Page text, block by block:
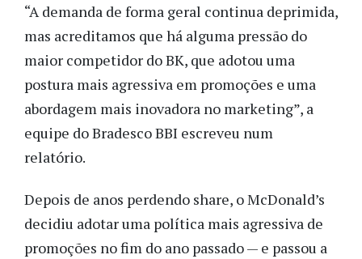
“A demanda de forma geral continua deprimida,
mas acreditamos que há alguma pressão do
maior competidor do BK, que adotou uma
postura mais agressiva em promoções e uma
abordagem mais inovadora no marketing”, a
equipe do Bradesco BBI escreveu num
relatório.
Depois de anos perdendo share, o McDonald’s
decidiu adotar uma política mais agressiva de
promoções no fim do ano passado — e passou a